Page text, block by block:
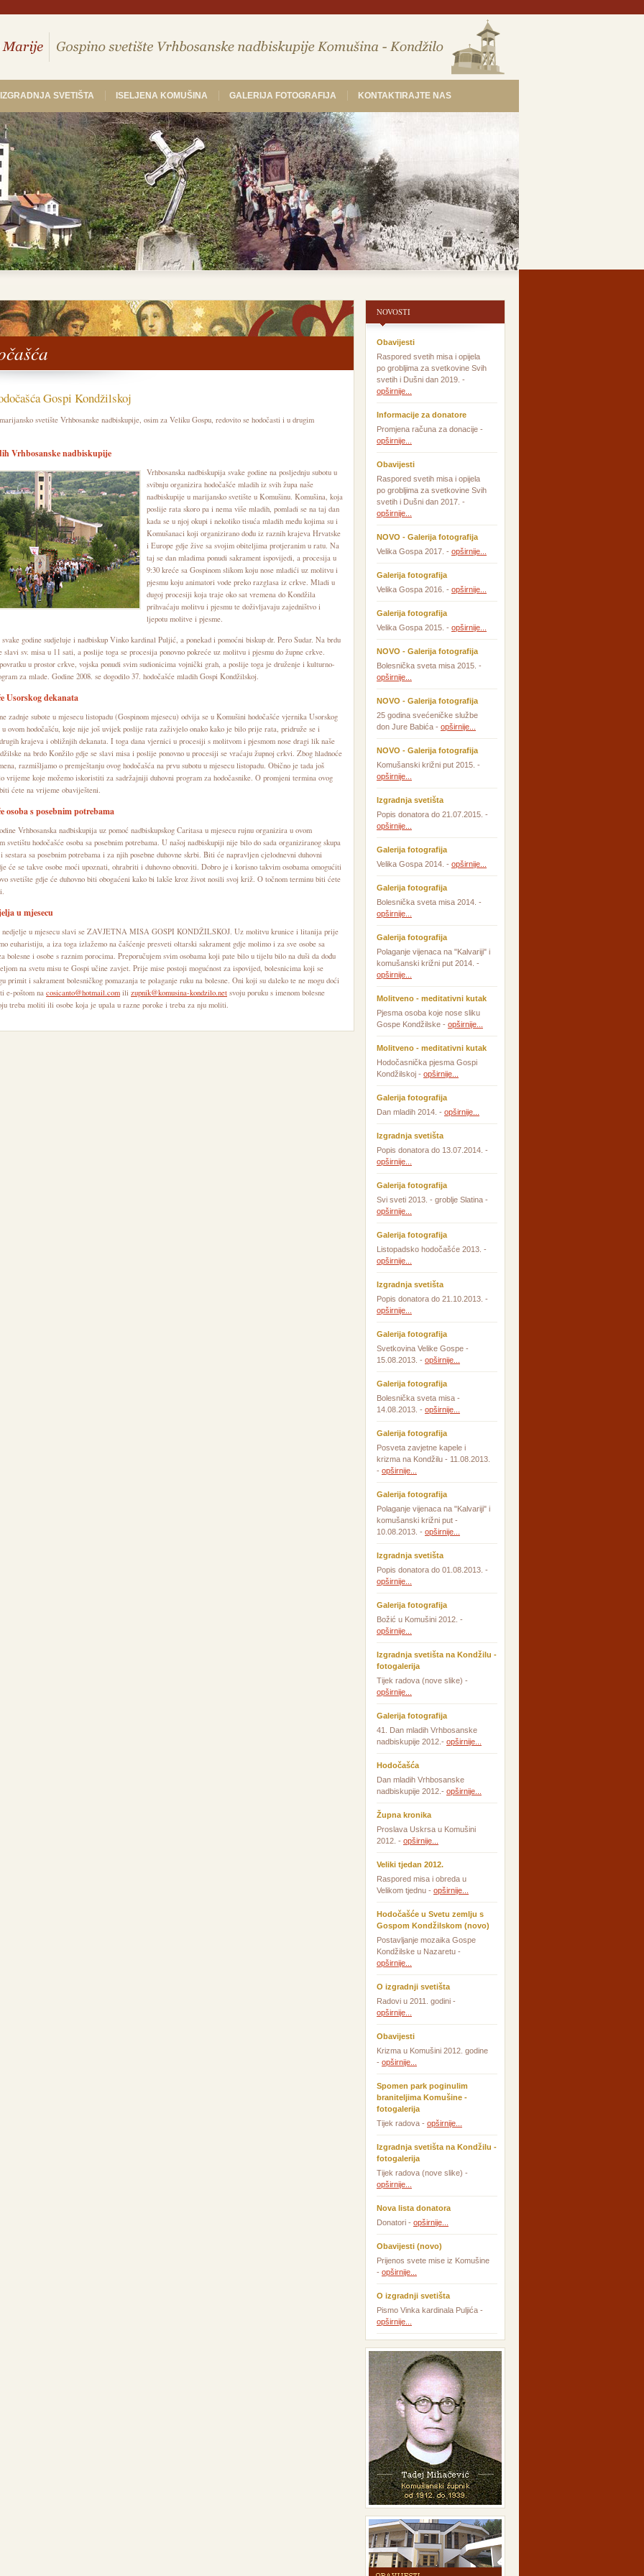
IZGRADNJA SVETIŠTA ISELJENA KOMUŠINA GALERIJA FOTOGRAFIJA KONTAKTIRAJTE NAS
Gospi Kondžilskoj
svetište Vrhbosanske nadbiskupije, osim za Veliku Gospu, redovito se hodočasti i u drugim
Vrhbosanske nadbiskupije
Vrhbosanska nadbiskupija svake godine na posljednju subotu u
svibnju organizira hodočašće mladih iz svih župa naše
nadbiskupije u marijansko svetište u Komušinu. Komušina, koja
poslije rata skoro pa i nema više mladih, pomladi se na taj dan
kada se u njoj okupi i nekoliko tisuća mladih među kojima su i
Komušanaci koji organizirano dođu iz raznih krajeva Hrvatske
i Europe gdje žive sa svojim obiteljima protjeranim u ratu. Na
taj se dan mladima ponudi sakrament ispovijedi, a procesija u
9:30 kreće sa Gospinom slikom koju nose mladići uz molitvu i
pjesmu koju animatori vode preko razglasa iz crkve. Mladi u
dugoj procesiji koja traje oko sat vremena do Kondžila
prihvaćaju molitvu i pjesmu te doživljavaju zajedništvo i
ljepotu molitve i pjesme.
godine sudjeluje i nadbiskup Vinko kardinal Puljić, a ponekad i pomoćni biskup dr. Pero Sudar. Na brdu
slavi sv. misa u 11 sati, a poslije toga se procesija ponovno pokreće uz molitvu i pjesmu do župne crkve.
u prostor crkve, vojska ponudi svim sudionicima vojnički grah, a poslije toga je druženje i kulturno-
za mlade. Godine 2008. se dogodilo 37. hodočašće mladih Gospi Kondžilskoj.
Usorskog dekanata
zadnje subote u mjesecu listopadu (Gospinom mjesecu) odvija se u Komušini hodočašće vjernika Usorskog
u ovom hodočašću, koje nije još uvijek poslije rata zaživjelo onako kako je bilo prije rata, pridruže se i
krajeva i obližnjih dekanata. I toga dana vjernici u procesiji s molitvom i pjesmom nose dragi lik naše
na brdo Konžilo gdje se slavi misa i poslije ponovno u procesiji se vraćaju župnoj crkvi. Zbog hladnoće
razmišljamo o premještanju ovog hodočašća na prvu subotu u mjesecu listopadu. Obično je tada još
vrijeme koje možemo iskoristiti za sadržajniji duhovni program za hodočasnike. O promjeni termina ovog
ćete na vrijeme obaviješteni.
osoba s posebnim potrebama
Vrhbosanska nadbiskupija uz pomoć nadbiskupskog Caritasa u mjesecu rujnu organizira u ovom
svetištu hodočašće osoba sa posebnim potrebama. U našoj nadbiskupiji nije bilo do sada organiziranog skupa
sestara sa posebnim potrebama i za njih posebne duhovne skrbi. Biti će napravljen cjelodnevni duhovni
će se takve osobe moći upoznati, ohrabriti i duhovno obnoviti. Dobro je i korisno takvim osobama omogućiti
svetište gdje će duhovno biti obogaćeni kako bi lakše kroz život nosili svoj križ. O točnom terminu biti ćete
u mjesecu
nedjelje u mjesecu slavi se ZAVJETNA MISA GOSPI KONDŽILSKOJ. Uz molitvu krunice i litanija prije
euharistiju, a iza toga izlažemo na čašćenje presveti oltarski sakrament gdje molimo i za sve osobe sa
bolesne i osobe s raznim porocima. Preporučujem svim osobama koji pate bilo u tijelu bilo na duši da dođu
na svetu misu te Gospi učine zavjet. Prije mise postoji mogućnost za ispovijed, bolesnicima koji se
primit i sakrament bolesničkog pomazanja te polaganje ruku na bolesne. Oni koji su daleko te ne mogu doći
e-poštom na cosicanto@hotmail.com ili zupnik@komusina-kondzilo.net svoju poruku s imenom bolesne
treba moliti ili osobe koja je upala u razne poroke i treba za nju moliti.
NOVOSTI
Obavijesti
Raspored svetih misa i opijela
po grobljima za svetkovine Svih
svetih i Dušni dan 2019. -
opširnije...
Informacije za donatore
Promjena računa za donacije -
opširnije...
Obavijesti
Raspored svetih misa i opijela
po grobljima za svetkovine Svih
svetih i Dušni dan 2017. -
opširnije...
NOVO - Galerija fotografija
Velika Gospa 2017. - opširnije...
Galerija fotografija
Velika Gospa 2016. - opširnije...
Galerija fotografija
Velika Gospa 2015. - opširnije...
NOVO - Galerija fotografija
Bolesnička sveta misa 2015. -
opširnije...
NOVO - Galerija fotografija
25 godina svećeničke službe
don Jure Babića - opširnije...
NOVO - Galerija fotografija
Komušanski križni put 2015. -
opširnije...
Izgradnja svetišta
Popis donatora do 21.07.2015. -
opširnije...
Galerija fotografija
Velika Gospa 2014. - opširnije...
Galerija fotografija
Bolesnička sveta misa 2014. -
opširnije...
Galerija fotografija
Polaganje vijenaca na "Kalvariji" i
komušanski križni put 2014. -
opširnije...
Molitveno - meditativni kutak
Pjesma osoba koje nose sliku
Gospe Kondžilske - opširnije...
Molitveno - meditativni kutak
Hodočasnička pjesma Gospi
Kondžilskoj - opširnije...
Galerija fotografija
Dan mladih 2014. - opširnije...
Izgradnja svetišta
Popis donatora do 13.07.2014. -
opširnije...
Galerija fotografija
Svi sveti 2013. - groblje Slatina -
opširnije...
Galerija fotografija
Listopadsko hodočašće 2013. -
opširnije...
Izgradnja svetišta
Popis donatora do 21.10.2013. -
opširnije...
Galerija fotografija
Svetkovina Velike Gospe -
15.08.2013. - opširnije...
Galerija fotografija
Bolesnička sveta misa -
14.08.2013. - opširnije...
Galerija fotografija
Posveta zavjetne kapele i
krizma na Kondžilu - 11.08.2013.
- opširnije...
Galerija fotografija
Polaganje vijenaca na "Kalvariji" i
komušanski križni put -
10.08.2013. - opširnije...
Izgradnja svetišta
Popis donatora do 01.08.2013. -
opširnije...
Galerija fotografija
Božić u Komušini 2012. -
opširnije...
Izgradnja svetišta na Kondžilu -
fotogalerija
Tijek radova (nove slike) -
opširnije...
Galerija fotografija
41. Dan mladih Vrhbosanske
nadbiskupije 2012.- opširnije...
Hodočašća
Dan mladih Vrhbosanske
nadbiskupije 2012.- opširnije...
Župna kronika
Proslava Uskrsa u Komušini
2012. - opširnije...
Veliki tjedan 2012.
Raspored misa i obreda u
Velikom tjednu - opširnije...
Hodočašće u Svetu zemlju s
Gospom Kondžilskom (novo)
Postavljanje mozaika Gospe
Kondžilske u Nazaretu -
opširnije...
O izgradnji svetišta
Radovi u 2011. godini -
opširnije...
Obavijesti
Krizma u Komušini 2012. godine
- opširnije...
Spomen park poginulim
braniteljima Komušine -
fotogalerija
Tijek radova - opširnije...
Izgradnja svetišta na Kondžilu -
fotogalerija
Tijek radova (nove slike) -
opširnije...
Nova lista donatora
Donatori - opširnije...
Obavijesti (novo)
Prijenos svete mise iz Komušine
- opširnije...
O izgradnji svetišta
Pismo Vinka kardinala Puljića -
opširnije...